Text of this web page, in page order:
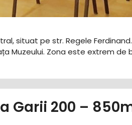
situat pe str. Regele
Muzeului. Zona este extrem
Garii 200 –